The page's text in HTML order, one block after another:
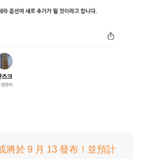
將於 9 月 13 發布！並預計